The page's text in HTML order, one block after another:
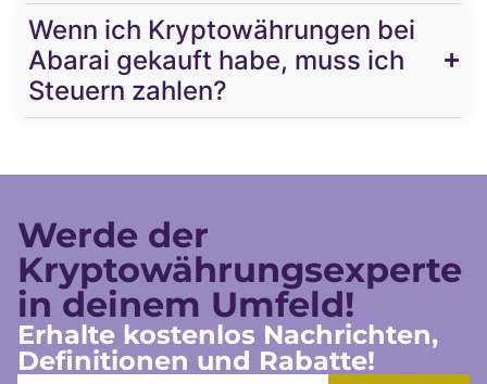
Wenn ich Kryptowährungen bei
Abarai gekauft habe, muss ich
Steuern zahlen?
Werde der
Kryptowährungsexperte
in deinem Umfeld!
Erhalte kostenlos Nachrichten,
Definitionen und Rabatte!